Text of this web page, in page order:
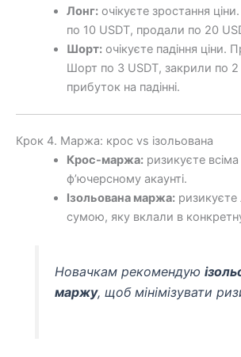
Лонг:очікуєте зростання
по 10 USDT, продали по 20
Шорт:очікуєте падіння ціни.
Шорт по 3 USDT, закрили по
прибуток на падінні.
Крок 4. Маржа: крос vs ізольована
Крос-маржа:ризикуєте
ф’ючерсному акаунті.
Ізольована маржа:ризикуєте
сумою, яку вклали в
Новачкам рекомендую
маржу, щоб мінімізувати